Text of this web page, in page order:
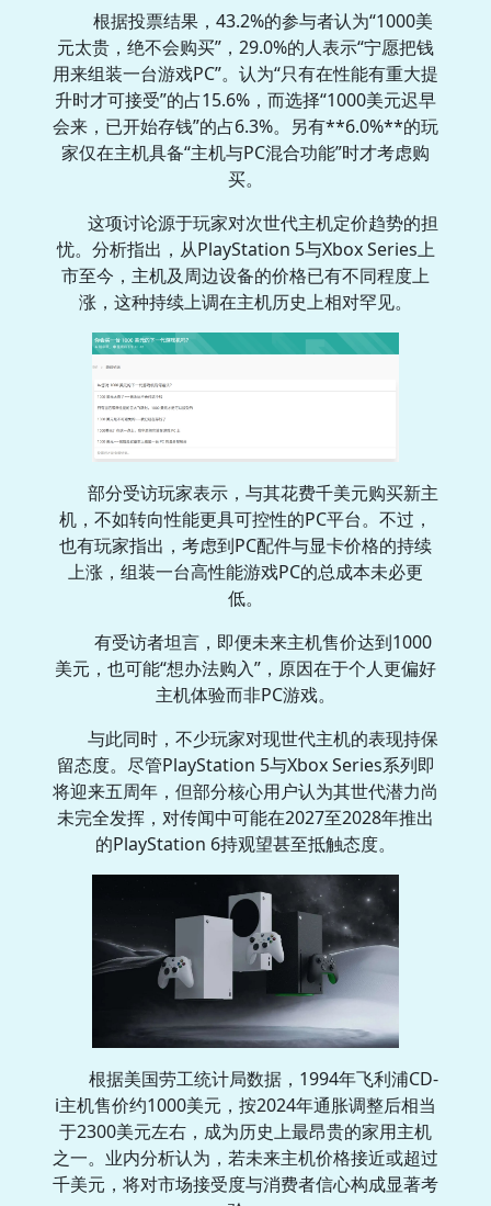
根据投票结果，43.2%的参与者认为“1000美
元太贵，绝不会购买”，29.0%的人表示“宁愿把钱
用来组装一台游戏PC”。认为“只有在性能有重大提
升时才可接受”的占15.6%，而选择“1000美元迟早
会来，已开始存钱”的占6.3%。另有**6.0%**的玩
家仅在主机具备“主机与PC混合功能”时才考虑购
买。
这项讨论源于玩家对次世代主机定价趋势的担
忧。分析指出，从PlayStation 5与Xbox Series上
市至今，主机及周边设备的价格已有不同程度上
涨，这种持续上调在主机历史上相对罕见。
部分受访玩家表示，与其花费千美元购买新主
机，不如转向性能更具可控性的PC平台。不过，
也有玩家指出，考虑到PC配件与显卡价格的持续
上涨，组装一台高性能游戏PC的总成本未必更
低。
有受访者坦言，即便未来主机售价达到1000
美元，也可能“想办法购入”，原因在于个人更偏好
主机体验而非PC游戏。
与此同时，不少玩家对现世代主机的表现持保
留态度。尽管PlayStation 5与Xbox Series系列即
将迎来五周年，但部分核心用户认为其世代潜力尚
未完全发挥，对传闻中可能在2027至2028年推出
的PlayStation 6持观望甚至抵触态度。
根据美国劳工统计局数据，1994年飞利浦CD-
i主机售价约1000美元，按2024年通胀调整后相当
于2300美元左右，成为历史上最昂贵的家用主机
之一。业内分析认为，若未来主机价格接近或超过
千美元，将对市场接受度与消费者信心构成显著考